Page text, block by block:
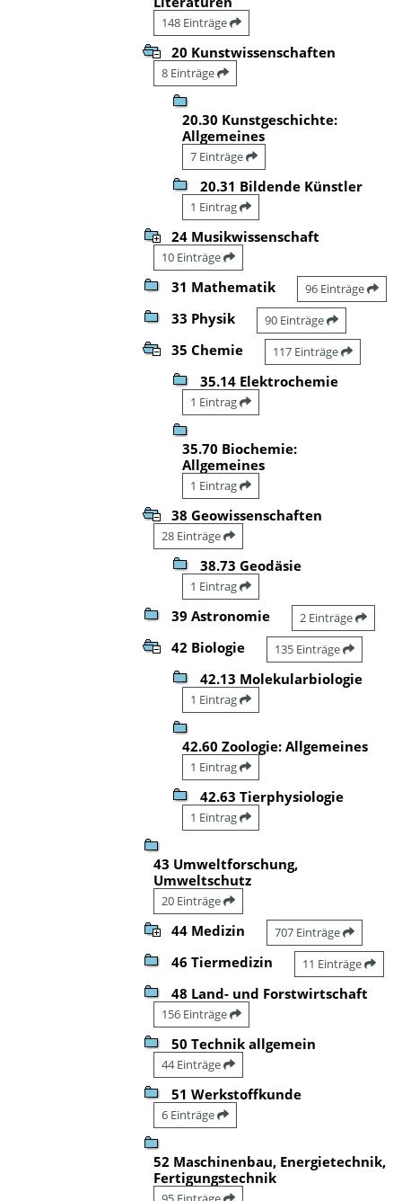
148 Einträge
20 Kunstwissenschaften
8 Einträge
20.30 Kunstgeschichte:
Allgemeines
7 Einträge
20.31 Bildende Künstler
1 Eintrag
24 Musikwissenschaft
10 Einträge
31 Mathematik 96 Einträge
33 Physik 90 Einträge
35 Chemie 117 Einträge
35.14 Elektrochemie
1 Eintrag
35.70 Biochemie:
Allgemeines
1 Eintrag
38 Geowissenschaften
28 Einträge
38.73 Geodäsie
1 Eintrag
39 Astronomie 2 Einträge
42 Biologie 135 Einträge
42.13 Molekularbiologie
1 Eintrag
42.60 Zoologie: Allgemeines
1 Eintrag
42.63 Tierphysiologie
1 Eintrag
43 Umweltforschung,
Umweltschutz
20 Einträge
44 Medizin 707 Einträge
46 Tiermedizin 11 Einträge
48 Land- und Forstwirtschaft
156 Einträge
50 Technik allgemein
44 Einträge
51 Werkstoffkunde
6 Einträge
52 Maschinenbau, Energietechnik,
Fertigungstechnik